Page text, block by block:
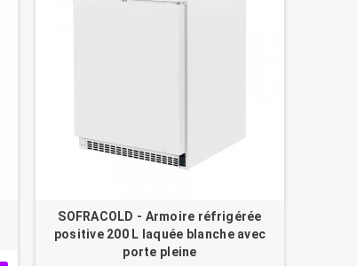
SOFRACOLD - Armoire réfrigérée
positive 200 L laquée blanche avec
porte pleine